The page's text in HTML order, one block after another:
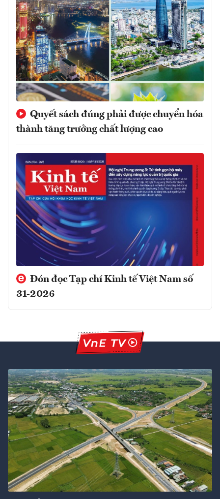
Quyết sách đúng phải được chuyển hóa
thành tăng trưởng chất lượng cao
Đón đọc Tạp chí Kinh tế Việt Nam số
31-2026